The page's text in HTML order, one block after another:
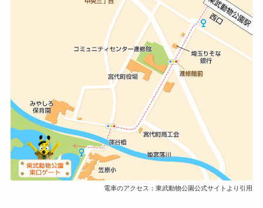
電車のアクセス：東武動物公園公式サイトより引用